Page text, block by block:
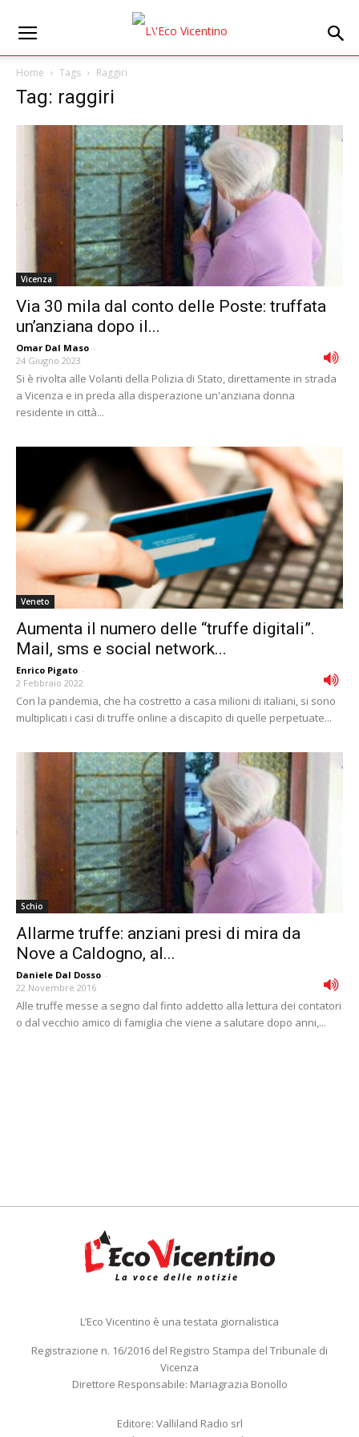
Home Tags Raggiri
Tag: raggiri
Vicenza
Via 30 mila dal conto delle Poste: truffata
un’anziana dopo il...
Omar Dal Maso -
24 Giugno 2023
Si è rivolta alle Volanti della Polizia di Stato, direttamente in strada
a Vicenza e in preda alla disperazione un'anziana donna
residente in città...
Veneto
Aumenta il numero delle “truffe digitali”.
Mail, sms e social network...
Enrico Pigato -
2 Febbraio 2022
Con la pandemia, che ha costretto a casa milioni di italiani, si sono
multiplicati i casi di truffe online a discapito di quelle perpetuate...
Schio
Allarme truffe: anziani presi di mira da
Nove a Caldogno, al...
Daniele Dal Dosso -
22 Novembre 2016
Alle truffe messe a segno dal finto addetto alla lettura dei contatori
o dal vecchio amico di famiglia che viene a salutare dopo anni,...
L’Eco Vicentino è una testata giornalistica
Registrazione n. 16/2016 del Registro Stampa del Tribunale di
Vicenza
Direttore Responsabile: Mariagrazia Bonollo
Editore: Valliland Radio srl